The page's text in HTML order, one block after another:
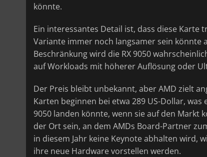
könnte.
Ein interessantes Detail ist, dass diese Karte
Variante immer noch langsamer sein könnte
Beschränkung wird die RX 9050
auf Workloads mit höherer Auflösung oder
Der Preis bleibt unbekannt, aber AMD zielt
Karten beginnen bei etwa 289 US-Dollar,
9050 landen könnte, wenn sie auf den Markt
der Ort sein, an dem AMDs Board-Partner
in diesem Jahr keine Keynote abhalten wird,
ihre neue Hardware vorstellen werden.